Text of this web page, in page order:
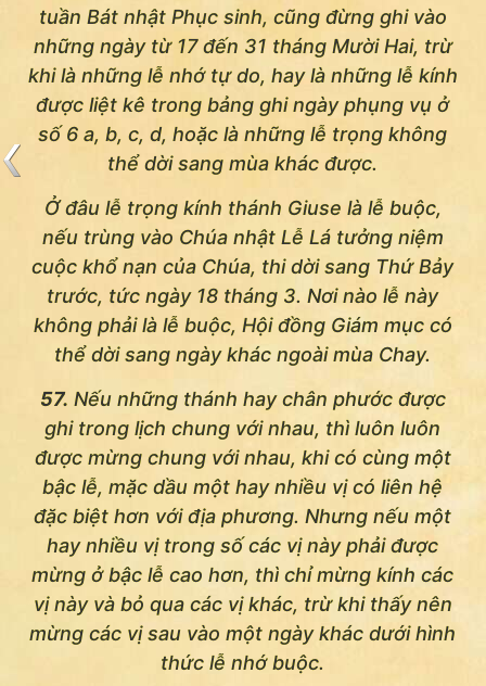
tuần Bát nhật Phục sinh, cũng đừng ghi vào
những ngày từ 17 đến 31 tháng Mười Hai, trừ
khi là những lễ nhớ tự do, hay là những lễ kính
được liệt kê trong bảng ghi ngày phụng vụ ở
số 6 a, b, c, d, hoặc là những lễ trọng không
thể dời sang mùa khác được.
Ở đâu lễ trọng kính thánh Giuse là lễ buộc,
nếu trùng vào Chúa nhật Lễ Lá tưởng niệm
cuộc khổ nạn của Chúa, thi dời sang Thứ Bảy
trước, tức ngày 18 tháng 3. Nơi nào lễ này
không phải là lễ buộc, Hội đồng Giám mục có
thể dời sang ngày khác ngoài mùa Chay.
57. Nếu những thánh hay chân phước được
ghi trong lịch chung với nhau, thì luôn luôn
được mừng chung với nhau, khi có cùng một
bậc lễ, mặc dầu một hay nhiều vị có liên hệ
đặc biệt hơn với địa phương. Nhưng nếu một
hay nhiều vị trong số các vị này phải được
mừng ở bậc lễ cao hơn, thì chỉ mừng kính các
vị này và bỏ qua các vị khác, trừ khi thấy nên
mừng các vị sau vào một ngày khác dưới hình
thức lễ nhớ buộc.